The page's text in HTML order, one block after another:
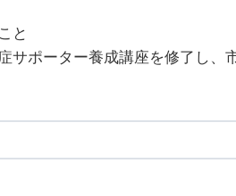
と
サポーター養成講座を修了し